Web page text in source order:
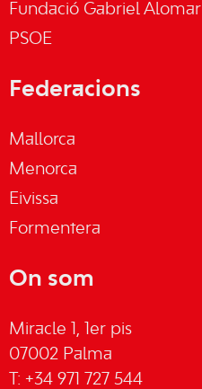
Fundació Gabriel Alomar
PSOE
Federacions
Mallorca
Menorca
Eivissa
Formentera
On som
Miracle 1, 1er pis
07002 Palma
T: +34 971 727 544